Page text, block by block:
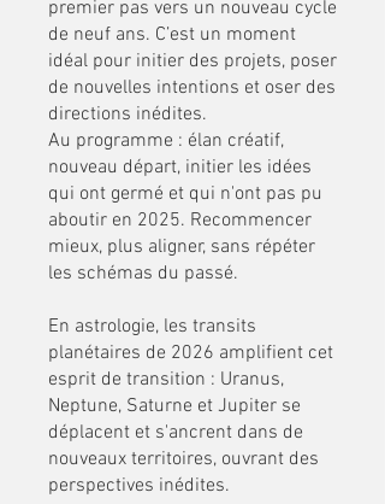
premier pas vers un nouveau cycle
de neuf ans. C’est un moment
idéal pour initier des projets, poser
de nouvelles intentions et oser des
directions inédites.
Au programme : élan créatif,
nouveau départ, initier les idées
qui ont germé et qui n'ont pas pu
aboutir en 2025. Recommencer
mieux, plus aligner, sans répéter
les schémas du passé.
En astrologie, les transits
planétaires de 2026 amplifient cet
esprit de transition : Uranus,
Neptune, Saturne et Jupiter se
déplacent et s'ancrent dans de
nouveaux territoires, ouvrant des
perspectives inédites.